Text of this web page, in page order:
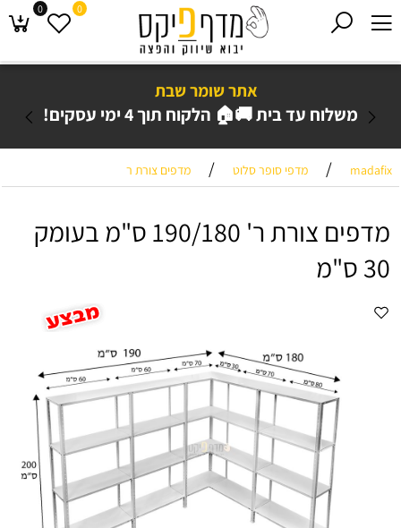
אתר שומר שבת
משלוח עד בית 🚚🏠 הלקוח תוך 4 ימי עסקים!
0 0
madafix
/ מדפי סופר סלוט / מדפים צורת ר
מדפים צורת ר' 190/180 ס"מ בעומק
30 ס"מ